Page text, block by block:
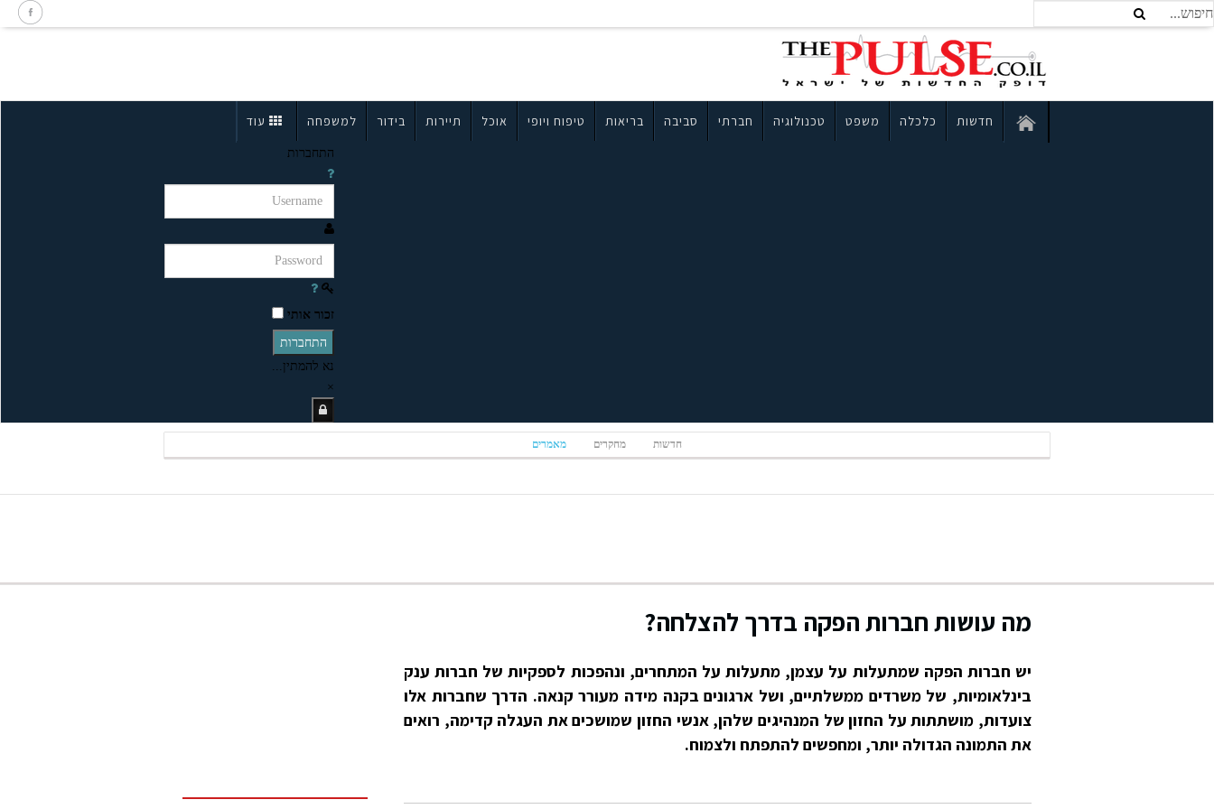
חדשות כלכלה משפט טכנולוגיה חברתי סביבה בריאות טיפוח ויופי אוכל תיירות בידור למשפחה עוד
התחברות
זכור אותי
התחברות
נא להמתין...
×
חדשות מחקרים מאמרים
מה עושות חברות הפקה בדרך להצלחה?
יש חברות הפקה שמתעלות על עצמן, מתעלות על המתחרים, ונהפכות לספקיות של חברות ענק
בינלאומיות, של משרדים ממשלתיים, ושל ארגונים בקנה מידה מעורר קנאה. הדרך שחברות אלו
צועדות, מושתתות על החזון של המנהיגים שלהן, אנשי החזון שמושכים את העגלה קדימה, רואים
את התמונה הגדולה יותר, ומחפשים להתפתח ולצמוח.